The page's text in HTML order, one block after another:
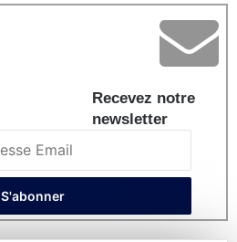
Recevez notre
newsletter